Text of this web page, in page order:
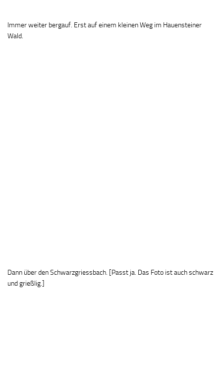
Immer weiter bergauf. Erst auf einem kleinen Weg im Hauensteiner
Wald.
Dann über den Schwarzgriessbach. [Passt ja. Das Foto ist auch schwarz
und grießlig.]